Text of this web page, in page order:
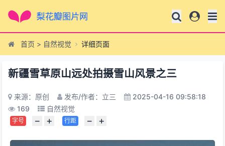
首页 > 自然视觉 详细页面
新疆雪草原山远处拍摄雪山风景之三
来源：原创 发布/作者：立三
2025-04-16 09:58:18
169
自然视觉
字号 − + 行距 − +